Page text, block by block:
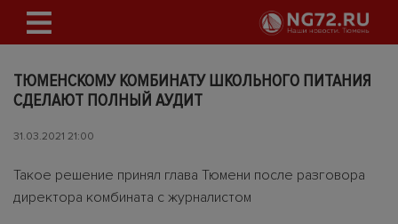
ТЮМЕНСКОМУ КОМБИНАТУ ШКОЛЬНОГО ПИТАНИЯ
СДЕЛАЮТ ПОЛНЫЙ АУДИТ
31.03.2021 21:00
Такое решение принял глава Тюмени после разговора
директора комбината с журналистом